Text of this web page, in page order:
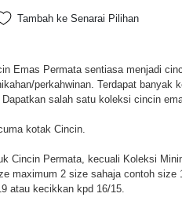
Tambah ke Senarai Pilihan
Emas Permata sentiasa menjadi
perkahwinan. Terdapat banyak
Dapatkan salah satu koleksi cincin
kotak Cincin.
Cincin Permata, kecuali Koleksi
maximum 2 size sahaja contoh size
atau kecikkan kpd 16/15.